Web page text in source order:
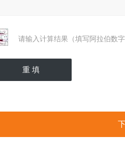
请输入计算结果（填写阿拉伯数